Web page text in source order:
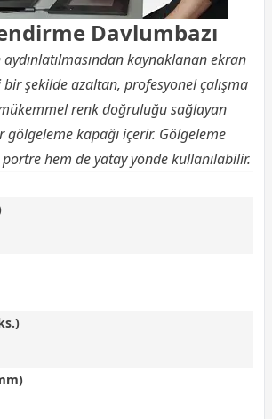
Davlumbazı
kaynaklanan ekran
bir şekilde azaltan, profesyonel çalışma
renk doğruluğu sağlayan
kapağı içerir. Gölgeleme
hem de yatay yönde kullanılabilir.